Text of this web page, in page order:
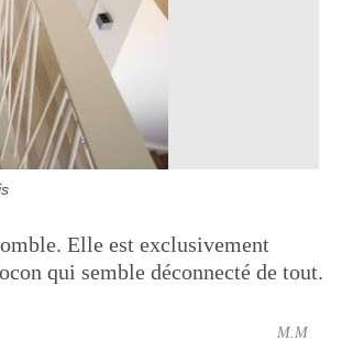
Elle est exclusivement
qui semble déconnecté de tout.
M.M